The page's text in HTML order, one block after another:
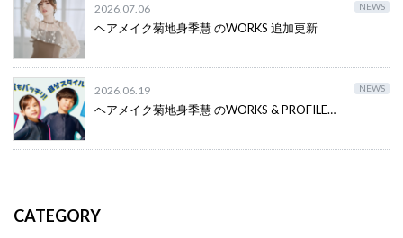
2026.07.06 NEWS
ヘアメイク菊地身季慧 のWORKS 追加更新
2026.06.19 NEWS
ヘアメイク菊地身季慧 のWORKS & PROFILE…
CATEGORY